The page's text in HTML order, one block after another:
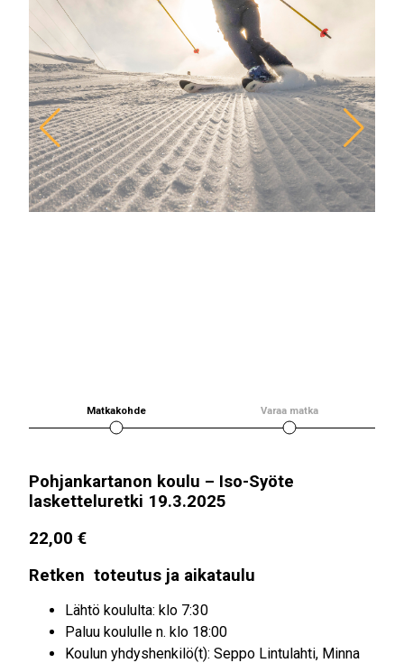
Matkakohde Varaa matka
Pohjankartanon koulu – Iso-Syöte
lasketteluretki 19.3.2025
22,00 €
Retken toteutus ja aikataulu
Lähtö koululta: klo 7:30
Paluu koululle n. klo 18:00
Koulun yhdyshenkilö(t): Seppo Lintulahti, Minna